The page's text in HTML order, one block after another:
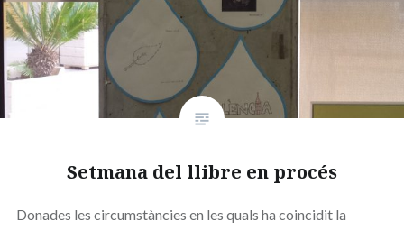
Setmana del llibre en procés
Donades les circumstàncies en les quals ha coincidit la